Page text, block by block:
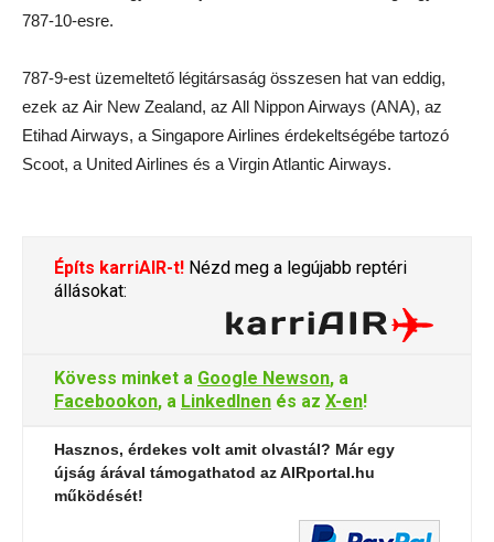
787-10-esre.
787-9-est üzemeltető légitársaság összesen hat van eddig,
ezek az Air New Zealand, az All Nippon Airways (ANA), az
Etihad Airways, a Singapore Airlines érdekeltségébe tartozó
Scoot, a United Airlines és a Virgin Atlantic Airways.
Építs karriAIR-t! Nézd meg a legújabb reptéri
állásokat:
Kövess minket a Google Newson, a
Facebookon, a LinkedInen és az X-en!
Hasznos, érdekes volt amit olvastál? Már egy
újság árával támogathatod az AIRportal.hu
működését!